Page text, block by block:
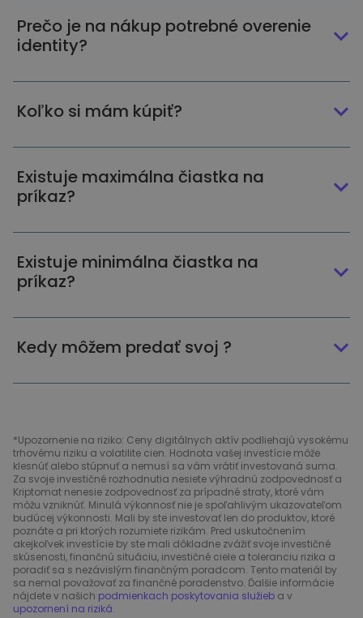
Prečo je na nákup potrebné overenie
identity?
Koľko si mám kúpiť?
Existuje maximálna čiastka na
príkaz?
Existuje minimálna čiastka na
príkaz?
Kedy môžem predať svoj ?
*Upozornenie na riziko: Ceny digitálnych aktív podliehajú vysokému
trhovému riziku a volatilite cien. Hodnota vašej investície môže
klesnúť alebo stúpnuť a nemusí sa vám vrátiť investovaná suma.
Za svoje investičné rozhodnutia nesiete výhradnú zodpovednosť a
Kriptomat nenesie zodpovednosť za prípadné straty, ktoré vám
môžu vzniknúť. Minulá výkonnosť nie je spoľahlivým ukazovateľom
budúcej výkonnosti. Mali by ste investovať len do produktov, ktoré
poznáte a pri ktorých rozumiete rizikám. Pred uskutočnením
akejkoľvek investície by ste mali dôkladne zvážiť svoje investičné
skúsenosti, finančnú situáciu, investičné ciele a toleranciu rizika a
poradiť sa s nezávislým finančným poradcom. Tento materiál by
sa nemal považovať za finančné poradenstvo. Ďalšie informácie
nájdete v našich podmienkach poskytovania služieb a v
upozornení na riziká.